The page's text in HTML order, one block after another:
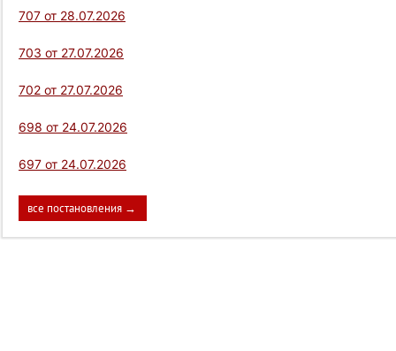
707 от 28.07.2026
703 от 27.07.2026
702 от 27.07.2026
698 от 24.07.2026
697 от 24.07.2026
все постановления →